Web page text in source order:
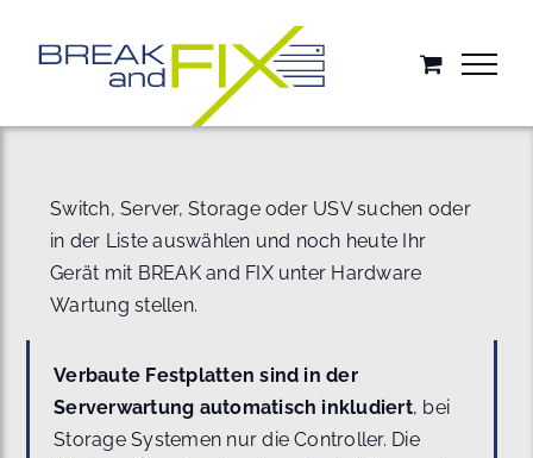
springen
Switch, Server, Storage oder USV suchen oder
in der Liste auswählen und noch heute Ihr
Gerät mit BREAK and FIX unter Hardware
Wartung stellen.
Verbaute Festplatten sind in der
Serverwartung automatisch inkludiert, bei
Storage Systemen nur die Controller. Die